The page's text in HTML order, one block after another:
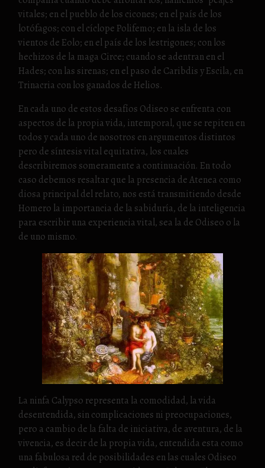
vitales; en el pueblo de los cicones; en el país de los
lotófagos; con el cíclope Polifemo; en la isla de los
vientos de Eolo; en el país de los lestrigones; con los
hechizos de la maga Circe; cuando se adentran en el
Hades; con las sirenas; en el paso de Caribdis y Escila, en
Trinacria con los ganados de Helios.
En cada uno de estos desafíos Odiseo se enfrenta con
aspectos de la propia vida, intemporal, que se repiten en
todos y cada uno de nosotros en argumentos distintos
pero de síntesis vital equitativa, los cuales
describiremos someramente a continuación. En todo
caso debemos resaltar que la presencia de Atenea como
diosa principal del relato, nos está transmitiendo desde
Homero la importancia de la sabiduría, de la inteligencia
para escribir una experiencia vital, sea la de Odiseo o la
de uno mismo.
La ninfa Calypso representa la comodidad, la vida
desentendida, sin complicaciones ni preocupaciones,
pero a cambio de la falta de iniciativa, de aventura, de la
vivencia, es decir de la propia vida, entendida esta como
una fabulosa red de posibilidades en las cuales Odiseo